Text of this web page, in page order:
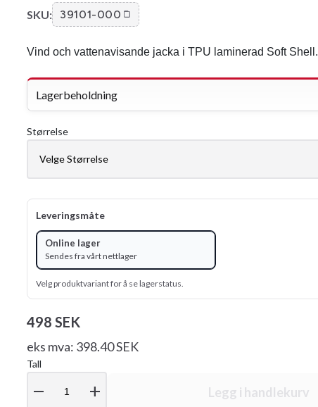
SKU: 39101-000
Vind och vattenavisande jacka i TPU laminerad Soft Shell.
Lagerbeholdning
Størrelse
Leveringsmåte
Online lager
Sendes fra vårt nettlager
Velg produktvariant for å se lagerstatus.
498 SEK
eks mva: 398.40 SEK
Tall
remove add Legg i handlekurv